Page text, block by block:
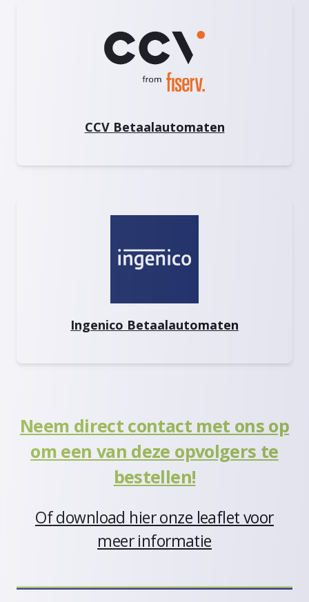
CCV Betaalautomaten
Ingenico Betaalautomaten
Neem direct contact met ons op
om een van deze opvolgers te
bestellen!
Of download hier onze leaflet voor
meer informatie